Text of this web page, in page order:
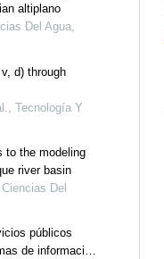
altiplano
Del Agua,
d) through
Tecnología Y
to the modeling
river basin
Del
públicos
de información